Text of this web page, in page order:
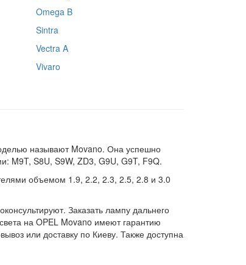
Omega B
Sintra
Vectra A
Vivaro
называют Movano. Она успешно
M9T, S8U, S9W, ZD3, G9U, G9T, F9Q.
объемом 1.9, 2.2, 2.3, 2.5, 2.8 и 3.0
Заказать лампу дальнего
на OPEL Movano имеют гарантию
или доставку по Киеву. Также доступна